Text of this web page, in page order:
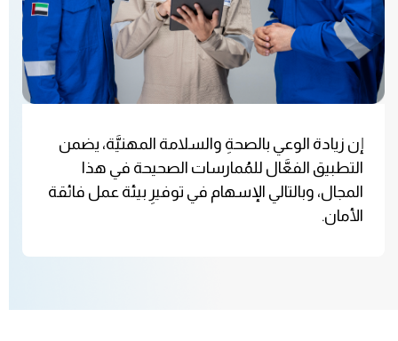
إن زيادة الوعي بالصحةِ والسلامة المهنيَّة، يضمن
التطبيق الفعَّال للمُمارسات الصحيحة في هذا
المجال، وبالتالي الإسهام في توفيرِ بيئة عمل فائقة
الأمان.